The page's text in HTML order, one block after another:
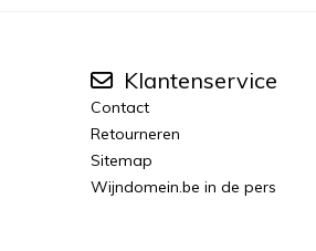
Klantenservice
Contact
Retourneren
Sitemap
Wijndomein.be in de pers